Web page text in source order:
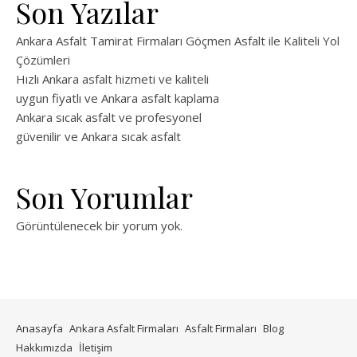
Son Yazılar
Ankara Asfalt Tamirat Firmaları Göçmen Asfalt ile Kaliteli Yol
Çözümleri
Hızlı Ankara asfalt hizmeti ve kaliteli
uygun fiyatlı ve Ankara asfalt kaplama
Ankara sıcak asfalt ve profesyonel
güvenilir ve Ankara sıcak asfalt
Son Yorumlar
Görüntülenecek bir yorum yok.
Anasayfa Ankara Asfalt Firmaları Asfalt Firmaları Blog
Hakkımızda İletişim